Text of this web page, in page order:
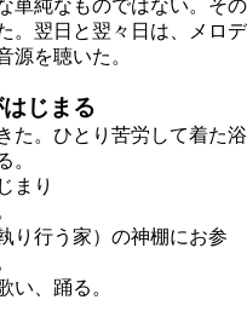
単純なものではない。その
。翌日と翌々日は、メロデ
源を聴いた。
じまる
た。ひとり苦労して着た浴
。
り行う家）の神棚にお参
い、踊る。